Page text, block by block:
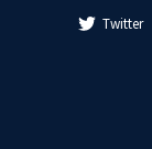
Twitter